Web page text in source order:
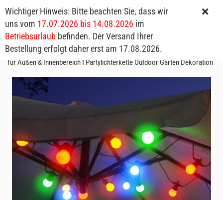
Wichtiger Hinweis: Bitte beachten Sie, dass wir
uns vom 17.07.2026 bis 14.08.2026 im
Betriebsurlaub befinden. Der Versand Ihrer
Bestellung erfolgt daher erst am 17.08.2026.
Große LED-Lichterkette 20 Lichter 100 LEDs 12.5 Meter Netzbetrieben
für Außen & Innenbereich I Partylichterkette Outdoor Garten Dekoration